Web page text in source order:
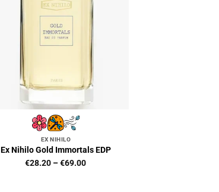
EX NIHILO
Ex Nihilo Gold Immortals EDP
€28.20 – €69.00Price